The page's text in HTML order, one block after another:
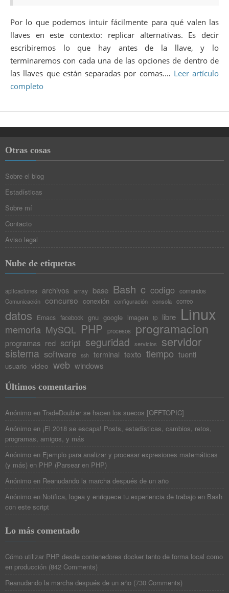
Por lo que podemos intuir fácilmente para qué valen las
llaves en este contexto: replicar alternativas. Es decir
escribiremos lo que hay antes de la llave, y lo
terminaremos con cada una de las opciones de dentro de
las llaves que están separadas por comas.… Leer artículo
completo
Otras cosas
Sobre el blog
Estadísticas
Sobre mí
Contacto
Aviso legal
Nube de etiquetas
aplicaciones archivos array base Bash c codigo
comandos
Comunicación concurso conexión configuración consola correo
datos Emacs facebook gnu google imagen ip libre Linux
memoria MySQL PHP procesos programacion
programas red script seguridad servicios servidor
sistema software ssh terminal texto tiempo tuenti
usuario video web windows
Últimos comentarios
Anónimo en TradeDoubler se hacen los suecos [OFFTOPIC]
Anónimo en ¡El 2018 se escapa! Posts, estadísticas, cambios, retos,
programas, amigos, y más
Anónimo en Ejemplo para analizar y procesar expresiones matemáticas
(y más) en PHP (Parsear en PHP)
Anónimo en Reanudando la marcha después de un año
Anónimo en Notifica, logea y enriquece tu experiencia de trabajo en Bash
con este script
Lo más comentado
Cómo utilizar PHP desde contenedores docker tanto de forma local como
en producción (842 Comments)
Reanudando la marcha después de un año (730 Comments)